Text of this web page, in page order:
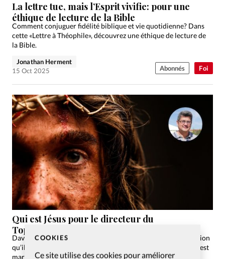
COOKIES
Ce site utilise des cookies pour améliorer
Foi
La lettre tue, mais l’Esprit vivifie: pour une
éthique de lecture de la Bible
Comment conjuguer fidélité biblique et vie quotidienne? Dans
cette «Lettre à Théophile», découvrez une éthique de lecture de
la Bible.
Jonathan Herment
15 Oct 2025
Abonnés
Qui est Jésus pour le directeur du
TopChrétien?
David Nolent est directeur général du TopChrétien, une mission
qu’il a rejointe il y a vingt-trois ans. Auteur de douze livres, il est
marié et père de trois filles.